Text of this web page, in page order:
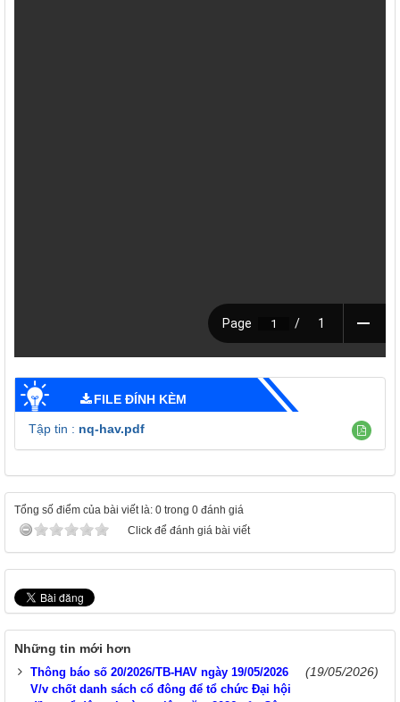
FILE ĐÍNH KÈM
Tập tin : nq-hav.pdf
Tổng số điểm của bài viết là: 0 trong 0 đánh giá
Click để đánh giá bài viết
Những tin mới hơn
Thông báo số 20/2026/TB-HAV ngày 19/05/2026
V/v chốt danh sách cổ đông để tổ chức Đại hội
(19/05/2026)